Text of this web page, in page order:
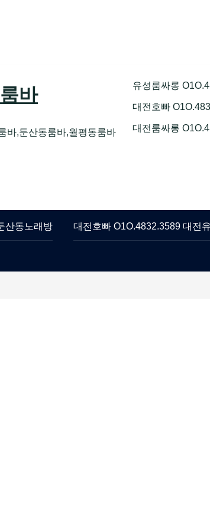
바
바,둔산동룸바,월평동룸바
유성룸싸롱
대전호빠
대전룸싸롱
산동노래방 대전호빠 O1O.4832.3589 대전